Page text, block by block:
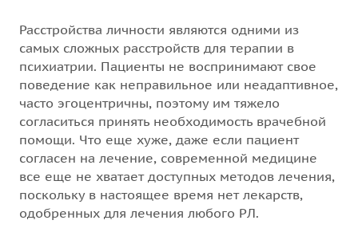
Расстройства личности являются одними из
самых сложных расстройств для терапии в
психиатрии. Пациенты не воспринимают свое
поведение как неправильное или неадаптивное,
часто эгоцентричны, поэтому им тяжело
согласиться принять необходимость врачебной
помощи. Что еще хуже, даже если пациент
согласен на лечение, современной медицине
все еще не хватает доступных методов лечения,
поскольку в настоящее время нет лекарств,
одобренных для лечения любого РЛ.